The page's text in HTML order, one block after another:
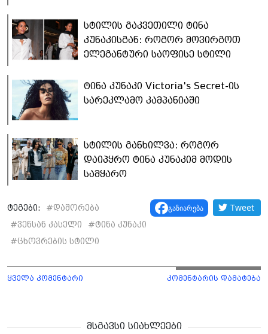
სტილის გაკვეთილი ტინა
კუნაკისგან: როგორ მოვირგოთ
ელეგანტური საოფისე სტილი
ტინა კუნაკი Victoria's Secret-ის
სარეკლამო კამპანიაში
სტილის განხილვა: როგორ
დაიპყრო ტინა კუნაკიმ მოდის
სამყარო
ტეგები: #დაშორება
#ვენსან კასელი #ტინა კუნაკი
#ცხოვრების სტილი
გაზიარება Tweet
ყველა კომენტარი კომენტარის დამატება
მსგავსი სიახლეები